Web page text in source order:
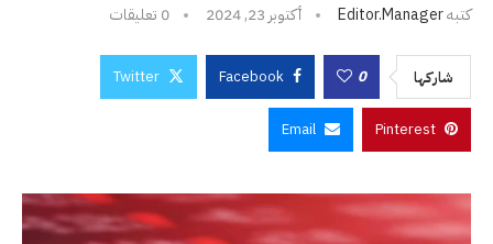
كتبهEditor.manager أكتوبر 23, 2024 0 تعليقات
شاركها 0
Facebook
Twitter
Pinterest
Email